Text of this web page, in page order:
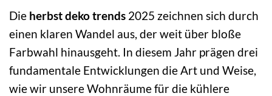
Die herbst deko trends 2025 zeichnen sich durch
einen klaren Wandel aus, der weit über bloße
Farbwahl hinausgeht. In diesem Jahr prägen drei
fundamentale Entwicklungen die Art und Weise,
wie wir unsere Wohnräume für die kühlere